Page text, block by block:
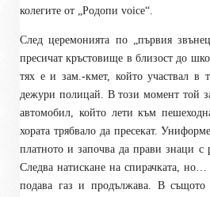
колегите от „Родопи voice“.
След церемонията по „първия
пресичат кръстовище в близост до
тях е и зам.-кмет, който участвал в
дежури полицай. В този момент той
автомобил, който лети към
хората трябвало да пресекат.
платното и започва да прави знаци с
Следва натискане на спирачката, но…
подава газ и продължава. В